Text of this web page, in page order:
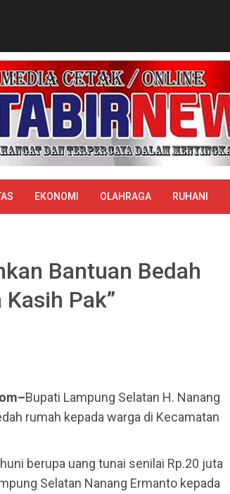
EKONOMI OLAHRAGA RUHANI
Bantuan Bedah
Pak”
Bupati Lampung Selatan H. Nanang
rumah kepada warga di Kecamatan
berupa uang tunai senilai Rp.20 juta
Selatan Nanang Ermanto kepada